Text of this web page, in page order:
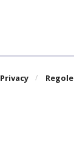
Privacy Regole